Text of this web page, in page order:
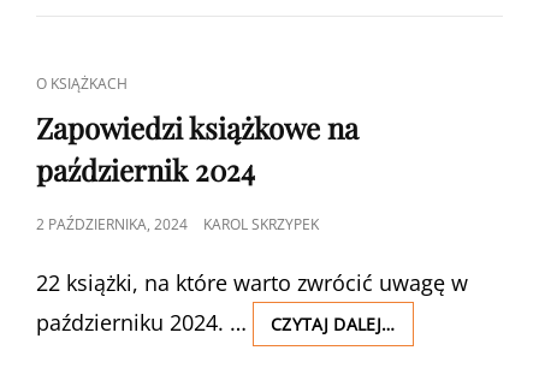
KSIĄŻKOWYCH
CAT
LINKS
O KSIĄŻKACH
Zapowiedzi książkowe na
październik 2024
POSTED
2 PAŹDZIERNIKA, 2024 KAROL SKRZYPEK
22 książki, na które warto zwrócić uwagę w
październiku 2024. …
CZYTAJ DALEJ…ZAPOWIEDZI
KSIĄŻKOWE